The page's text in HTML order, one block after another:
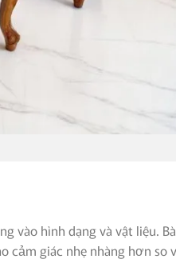
vào hình dạng và vật liệu.
cảm giác nhẹ nhàng hơn so